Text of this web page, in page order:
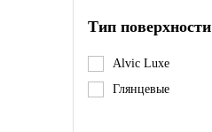
Тип поверхности
Alvic Luxe
Глянцевые